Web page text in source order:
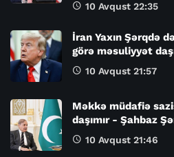
10 Avqust 22:35
İran Yaxın Şərqdə
görə məsuliyyət
10 Avqust 21:57
Məkkə müdafiə
daşımır - Şahbaz
10 Avqust 21:46